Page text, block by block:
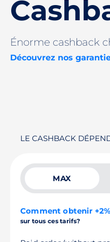
Énorme cashback
Découvrez nos
LE CASHBACK
MAX
Comment obtenir +2%
sur tous ces tarifs?